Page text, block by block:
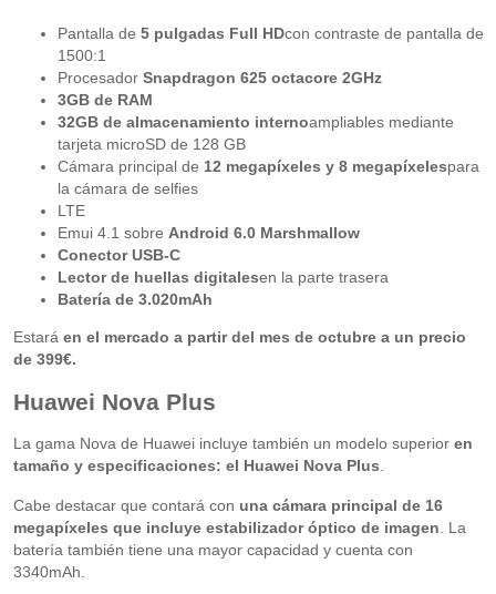
Pantalla de 5 pulgadas Full HDcon contraste de pantalla de
1500:1
Procesador Snapdragon 625 octacore 2GHz
3GB de RAM
32GB de almacenamiento internoampliables mediante
tarjeta microSD de 128 GB
Cámara principal de 12 megapíxeles y 8 megapíxelespara
la cámara de selfies
LTE
Emui 4.1 sobre Android 6.0 Marshmallow
Conector USB-C
Lector de huellas digitalesen la parte trasera
Batería de 3.020mAh
Estará en el mercado a partir del mes de octubre a un precio
de 399€.
Huawei Nova Plus
La gama Nova de Huawei incluye también un modelo superior en
tamaño y especificaciones: el Huawei Nova Plus.
Cabe destacar que contará con una cámara principal de 16
megapíxeles que incluye estabilizador óptico de imagen. La
batería también tiene una mayor capacidad y cuenta con
3340mAh.